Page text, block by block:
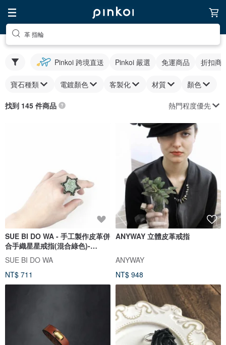
革 指輪
Pinkoi 跨境直送 Pinkoi 嚴選 免運商品 折扣商
寶石種類 電鍍顏色 客製化 材質 顏色
找到 145 件商品 熱門程度優先
SUE BI DO WA - 手工製作皮革併
合手織星星戒指(混合綠色)-
Leather mix with yarn Star
Ring
SUE BI DO WA
NT$ 711
ANYWAY 立體皮革戒指
ANYWAY
NT$ 948